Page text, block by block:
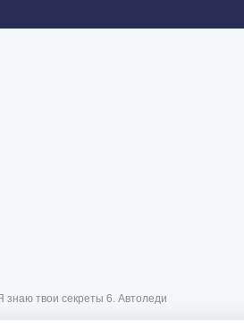
знаю твои секреты 6. Автоледи